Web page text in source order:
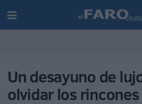
Un desayuno de
olvidar los